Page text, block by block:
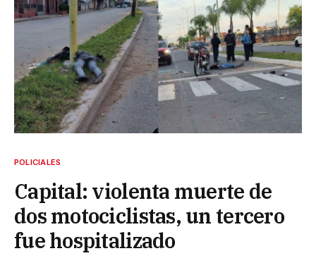
POLICIALES
Capital: violenta muerte de
dos motociclistas, un tercero
fue hospitalizado